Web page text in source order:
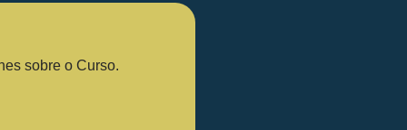
sobre o Curso.